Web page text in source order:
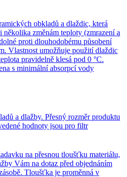
obkladů a dlaždic, která
změnám teploty (zmrazení a
proti dlouhodobému působení
Vlastnost umožňuje použití dlaždic
pravidelně klesá pod 0 °C.
s minimální absorpcí vody
a dlažby. Přesný rozměr produktu
hodnoty jsou pro filtr
na přesnou tloušťku materiálu,
Vám na dotaz před objednáním
Tloušťka je proměnná v